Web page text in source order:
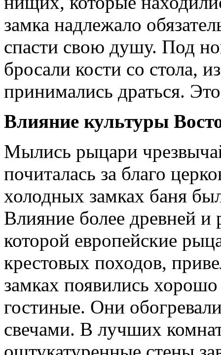
замка надлежало
спасти свою душу. Под
бросали кости со стола,
принимались драться.
Влияние культуры
Мылись рыцари
почиталась за благо
холодных замках баня
Влияние более древней и
ко­торой европейские
крестовых походов,
замках появились
гостиные. Они
свечами. В лучших